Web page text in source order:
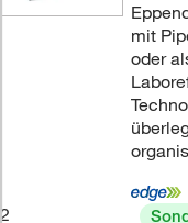
mit
oder
2